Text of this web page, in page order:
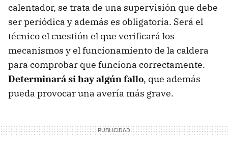
calentador, se trata de una supervisión que debe
ser periódica y además es obligatoria. Será el
técnico el cuestión el que verificará los
mecanismos y el funcionamiento de la caldera
para comprobar que funciona correctamente.
Determinará si hay algún fallo, que además
pueda provocar una avería más grave.